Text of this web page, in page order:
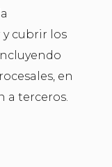
cubrir los
en
a terceros.